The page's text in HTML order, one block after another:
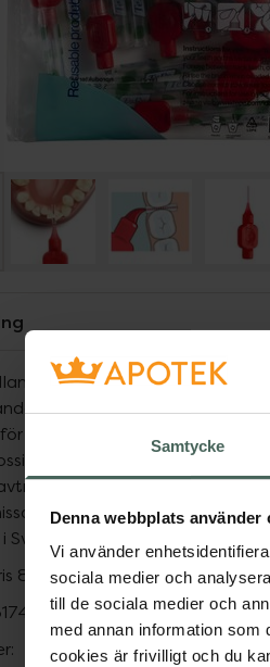
Samtycke
Denna webbplats använder
Vi använder
sociala medier och
till de sociala medier och
med annan information som
cookies är frivilligt och du
är speciellt
där en vanlig
friska tänder och ett friskt
råvaror med fossilfri tallolja
för våra
med produktkvalitet,
Sverige med grön energi.
8,45 kr/st